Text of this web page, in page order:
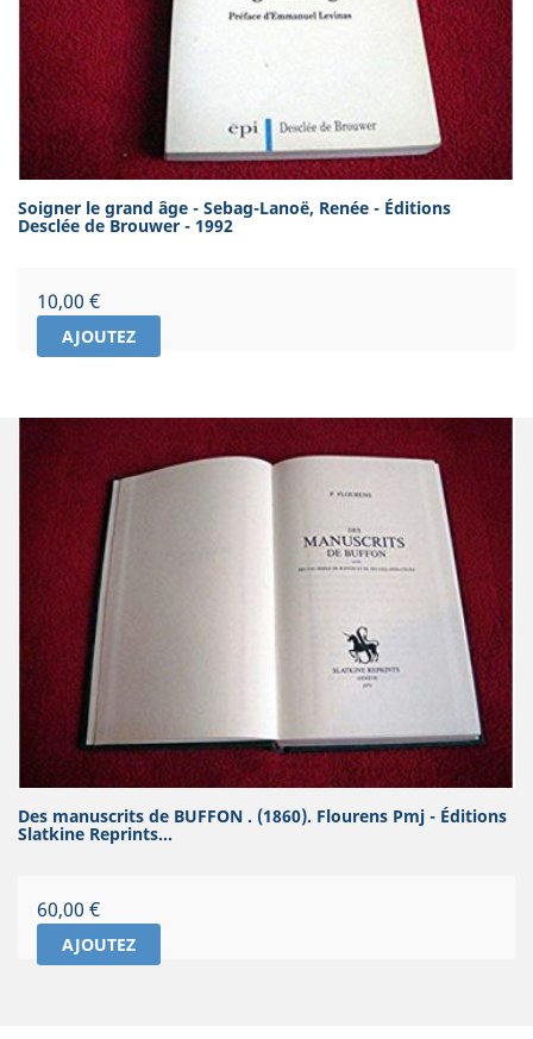
Soigner le grand âge - Sebag-Lanoë, Renée - Éditions
Desclée de Brouwer - 1992
Prix
10,00 €
AJOUTEZ
Des manuscrits de BUFFON . (1860). Flourens Pmj - Éditions
Slatkine Reprints...
Prix
60,00 €
AJOUTEZ